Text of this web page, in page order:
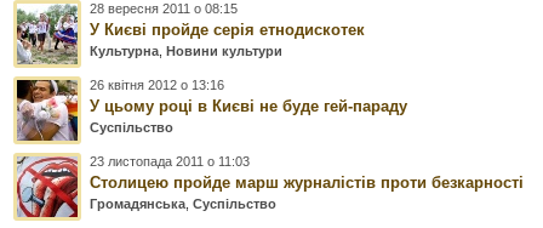
28 вересня 2011 о 08:15
У Києві пройде серія етнодискотек
Культурна, Новини культури
26 квітня 2012 о 13:16
У цьому році в Києві не буде гей-параду
Суспільство
23 листопада 2011 о 11:03
Столицею пройде марш журналістів проти безкарності
Громадянська,Суспільство